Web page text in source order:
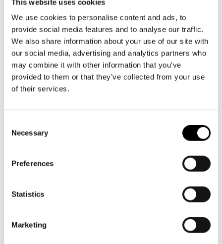
This website uses cookies
We use cookies to personalise content and ads, to
provide social media features and to analyse our traffic.
We also share information about your use of our site with
our social media, advertising and analytics partners who
may combine it with other information that you’ve
provided to them or that they’ve collected from your use
of their services.
Selection
Necessary
Preferences
Statistics
Marketing
Det första Boismanska pjäspriset
tilldelades för 106 år sedan
Det första priset gick till författaren Arvid Mörne och hans
pjäs Fädernearvet. som fick sin urpremiär på Svenska
inhemska teatern i Åbo under spelåret 1918–1919, och
Lagmans T.J. Boismans fond
Lagman T.J. Boismans fond
grundades år 1917 och har
svenskspråkigt verk som framgångsrikt har framförts under